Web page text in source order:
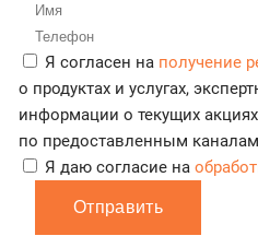
Я согласен на получение
о продуктах и услугах,
информации о текущих
по предоставленным
Я даю согласие на
Отправить